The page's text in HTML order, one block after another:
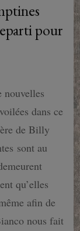
pour
nouvelles
dans ce
de Billy
sont au
qu’elles
afin de
nous fait